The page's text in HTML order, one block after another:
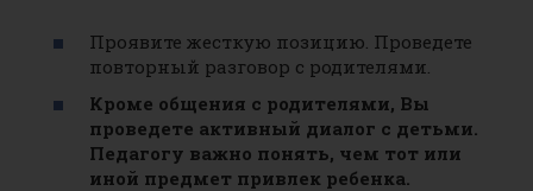
Проявите жесткую позицию. Проведете
повторный разговор с родителями.
Кроме общения с родителями, Вы
проведете активный диалог с детьми.
Педагогу важно понять, чем тот или
иной предмет привлек ребенка.